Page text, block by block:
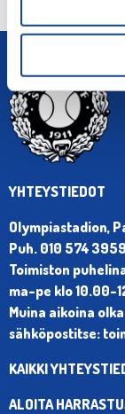
YHTEYSTIEDOT
Olympiastadion,
Puh. 010 574 3959
Toimiston
ma-pe klo 10.00-
Muina aikoina
sähköpostitse:
KAIKKI
ALOITA